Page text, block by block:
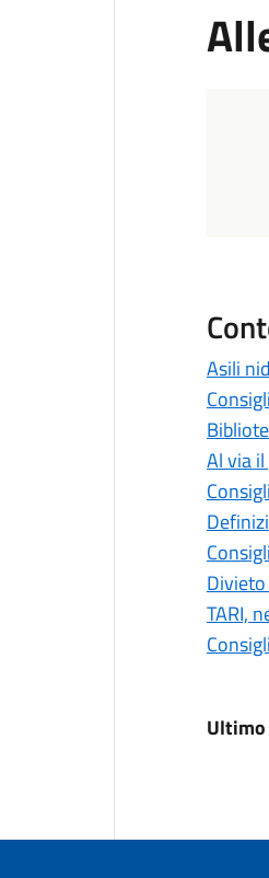
Asili
Al via
TARI,